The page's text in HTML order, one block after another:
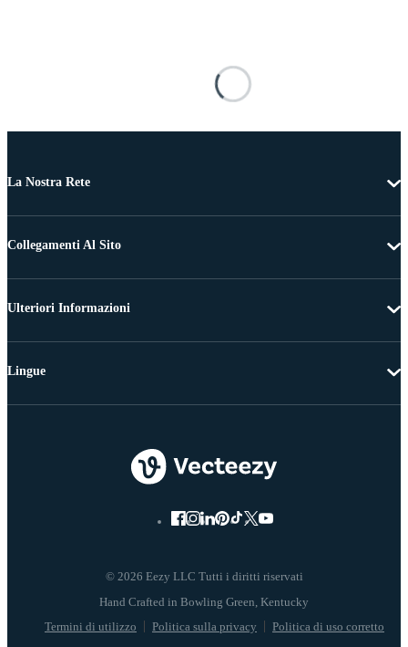
La Nostra Rete
Collegamenti Al Sito
Ulteriori Informazioni
© 2026 Eezy LLC Tutti i diritti riservati
Termini di utilizzo Politica sulla privacy Politica di uso corretto
Lingue